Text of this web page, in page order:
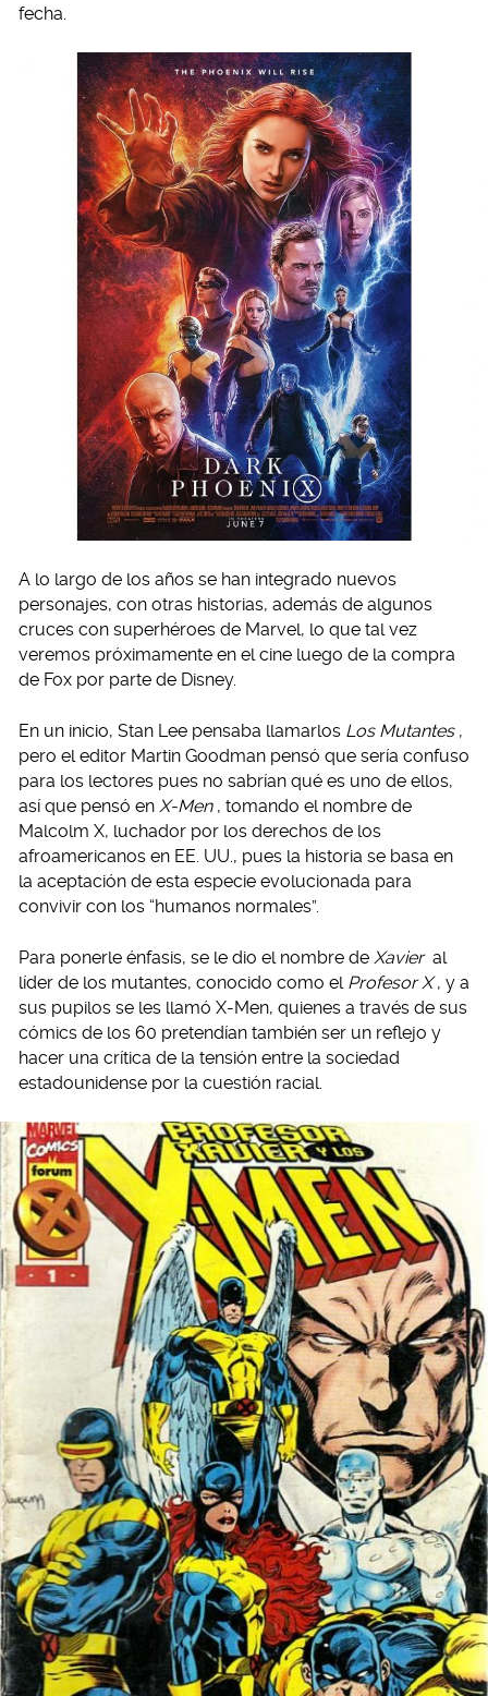
fecha.
A lo largo de los años se han integrado nuevos
personajes, con otras historias, además de algunos
cruces con superhéroes de Marvel, lo que tal vez
veremos próximamente en el cine luego de la compra
de Fox por parte de Disney.
En un inicio, Stan Lee pensaba llamarlos Los Mutantes ,
pero el editor Martin Goodman pensó que sería confuso
para los lectores pues no sabrían qué es uno de ellos,
así que pensó en X-Men , tomando el nombre de
Malcolm X, luchador por los derechos de los
afroamericanos en EE. UU., pues la historia se basa en
la aceptación de esta especie evolucionada para
convivir con los “humanos normales”.
Para ponerle énfasis, se le dio el nombre de Xavier al
líder de los mutantes, conocido como el Profesor X , y a
sus pupilos se les llamó X-Men, quienes a través de sus
cómics de los 60 pretendían también ser un reflejo y
hacer una crítica de la tensión entre la sociedad
estadounidense por la cuestión racial.